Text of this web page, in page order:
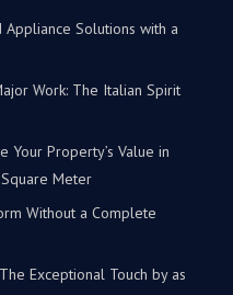
Appliance Solutions with a
Work: The Italian Spirit
Your Property’s Value in
Meter
Without a Complete
Exceptional Touch by as